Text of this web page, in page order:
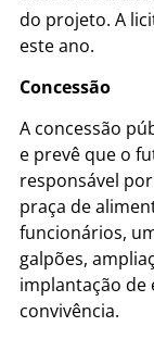
do projeto. A
este ano.
Concessão
A concessão
e prevê que o
responsável
praça de
funcionários,
galpões,
implantação de
convivência.